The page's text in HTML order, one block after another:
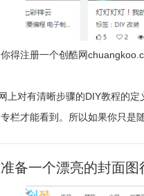
得注册一个创酷网
上对有清晰步骤的DIY教程的
栏才能看到。所以如果你只是
备一个漂亮的封面图